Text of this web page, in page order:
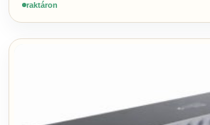
raktáron